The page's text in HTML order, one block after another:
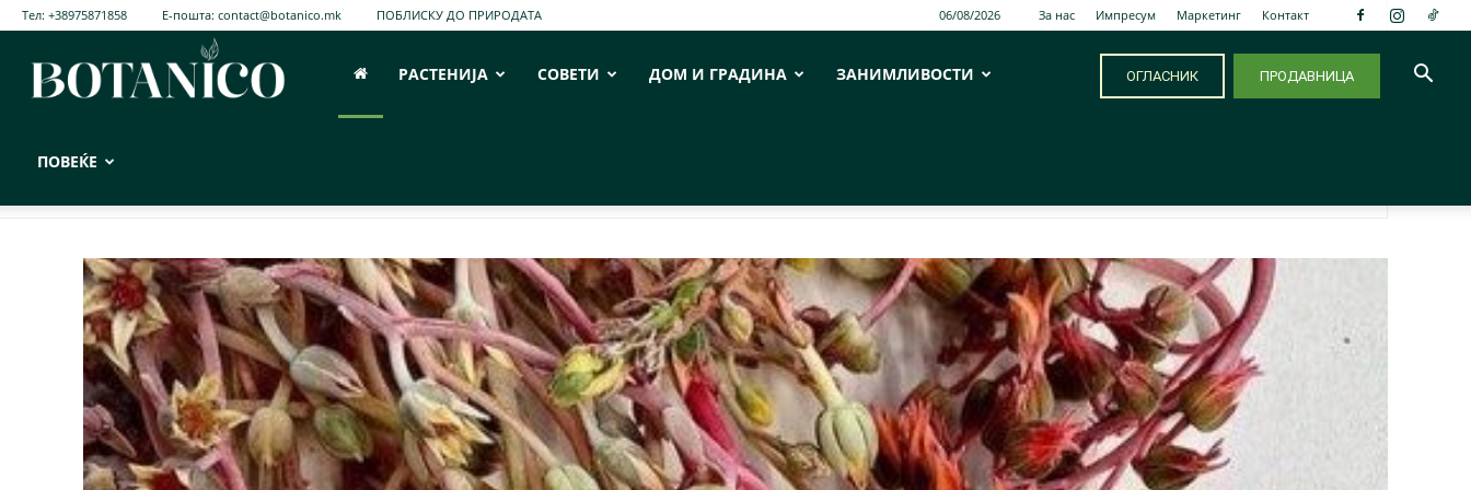
06/08/2026 За нас Импресум Маркетинг Контакт
Тел: +38975871858 Е-пошта: contact@botanico.mk ПОБЛИСКУ ДО ПРИРОДАТА
ОГЛАСНИК ПРОДАВНИЦА
botanico.mk РАСТЕНИЈА СОВЕТИ ДОМ И ГРАДИНА ЗАНИМЛИВОСТИ
ПОВЕЌЕ